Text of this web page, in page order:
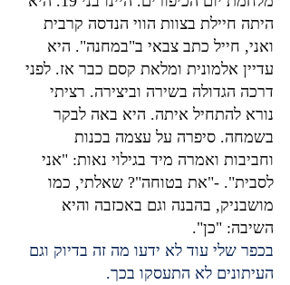
היתה חיילת בצוות הווי הנדסה קרבית
ואני, חייל כתב צבאי ב"במחנה". היא
עדיין אלמונית ומלאת קסם כבר אז. לפני
דרכה הגדולה בשירה וביצירה. רציתי
נורא להתחיל איתה. היא באה לבקר
בשמחה. סיפרה על עצמה בכנות
וחביבות ואמרה מיד בגילוי נאות: "אני
לסבית". -"את בטוחה"? שאלתי, כמו
מושבניק, בהבנה וגם באכזבה והיא
השיבה: "כן".
בכפר שלי עוד לא ידעו מה זה בדיוק וגם
העיתונים לא התעסקו בכך.